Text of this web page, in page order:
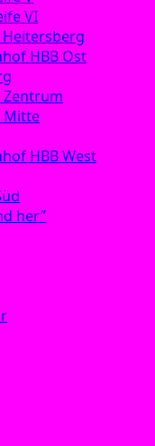
VI
HBB Ost
Zentrum
Mitte
HBB West
her”